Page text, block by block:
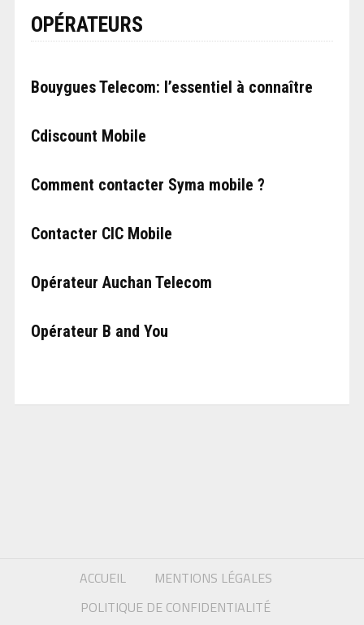
OPÉRATEURS
Bouygues Telecom: l’essentiel à connaître
Cdiscount Mobile
Comment contacter Syma mobile ?
Contacter CIC Mobile
Opérateur Auchan Telecom
Opérateur B and You
ACCUEIL
MENTIONS LÉGALES
POLITIQUE DE CONFIDENTIALITÉ